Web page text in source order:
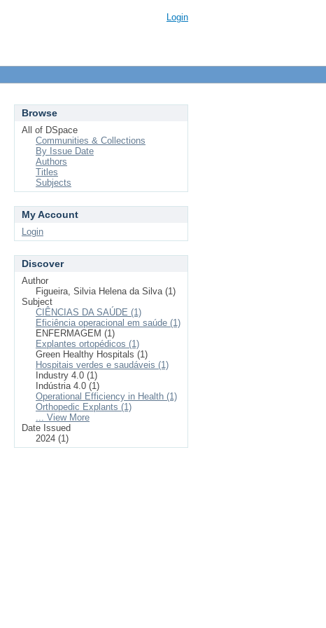
Login
Browse
All of DSpace
Communities & Collections
By Issue Date
Authors
Titles
Subjects
My Account
Login
Discover
Author
Figueira, Silvia Helena da Silva (1)
Subject
CIÊNCIAS DA SAÚDE (1)
Eficiência operacional em saúde (1)
ENFERMAGEM (1)
Explantes ortopédicos (1)
Green Healthy Hospitals (1)
Hospitais verdes e saudáveis (1)
Industry 4.0 (1)
Indústria 4.0 (1)
Operational Efficiency in Health (1)
Orthopedic Explants (1)
... View More
Date Issued
2024 (1)